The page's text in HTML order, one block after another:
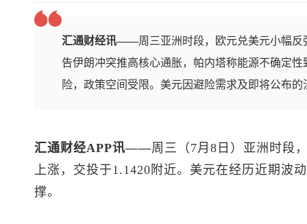
汇通财经讯——周三亚洲时段，欧元兑美元小幅
告伊朗冲突推高核心通胀，帕内塔称能源不确定
险，政策空间受限。美元因避险需求及即将公布
汇通财经APP讯——周三（7月8日）亚洲时段
上涨，交投于1.1420附近。美元在经历近期波
撑。